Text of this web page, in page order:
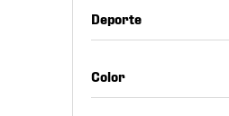
Mujer
Unisex
Deporte
Futbol Americano
Color
tenis niño